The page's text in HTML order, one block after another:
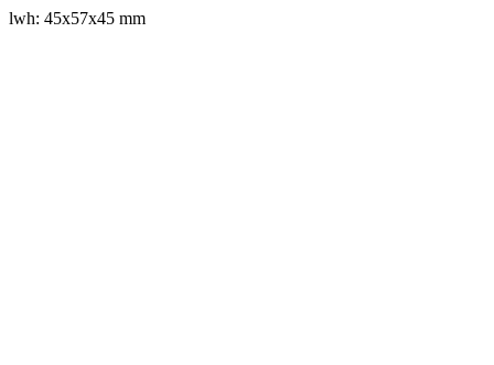
lwh: 45x57x45 mm